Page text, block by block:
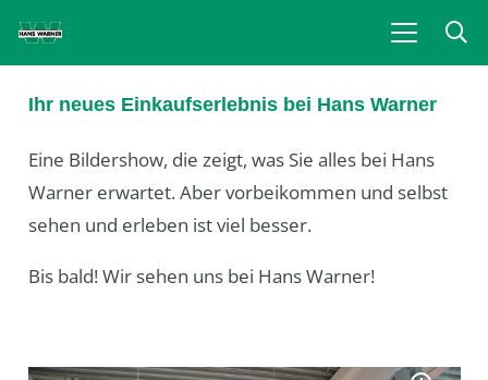
Ihr neues Einkaufserlebnis bei Hans Warner
Eine Bildershow, die zeigt, was Sie alles bei Hans
Warner erwartet. Aber vorbeikommen und selbst
sehen und erleben ist viel besser.
Bis bald! Wir sehen uns bei Hans Warner!